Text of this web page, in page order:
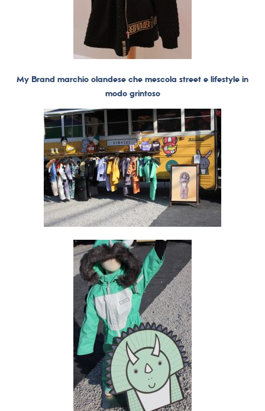
My Brand marchio olandese che mescola street e lifestyle in
modo grintoso